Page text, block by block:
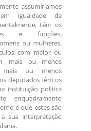
assumiríamos
igualdade de
têm os
e funções,
ou mulheres,
com maior ou
mais ou menos
mais ou menos
deputados têm os
instituição política
enquadramento
é que estes são
sua interpretação